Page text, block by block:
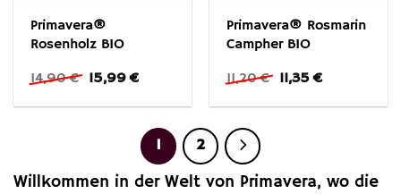
Primavera®
Rosenholz BIO
14,90€ Ursprünglicher
war:
15,99€
ist:
Primavera® Rosmarin
Campher BIO
11,20€ Ursprünglicher
war:
11,35€
ist:
1 2
Willkommen in der Welt von Primavera, wo die